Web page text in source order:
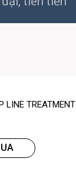
LINE TREATMENT